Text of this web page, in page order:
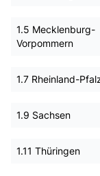
1.5 Mecklenburg-
Vorpommern
1.7 Rheinland-
1.9 Sachsen
1.11 Thüringen